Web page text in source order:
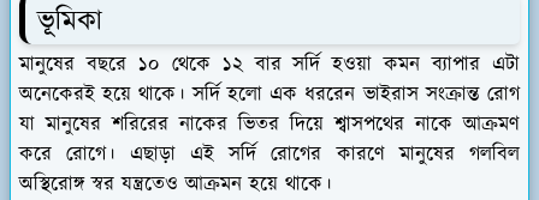
ভূমিকা
মানুষের বছরে ১০ থেকে ১২ বার সর্দি হওয়া কমন ব্যাপার এটা
অনেকেরই হয়ে থাকে। সর্দি হলো এক ধররেন ভাইরাস সংক্রান্ত রোগ
যা মানুষের শরিরের নাকের ভিতর দিয়ে শ্বাসপথের নাকে আক্রমণ
করে রোগে। এছাড়া এই সর্দি রোগের কারণে মানুষের গলবিল
অস্থিরোঙ্গ স্বর যন্ত্রতেও আক্রমন হয়ে থাকে।